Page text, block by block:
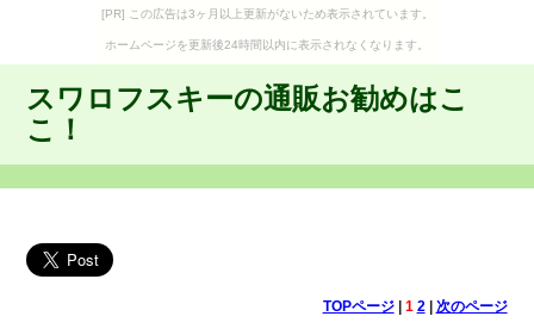
[PR] この広告は3ヶ月以上更新がないため表示されています。
ホームページを更新後24時間以内に表示されなくなります。
スワロフスキーの通販お勧めはこ
こ！
TOPページ| 1 2| 次のページ